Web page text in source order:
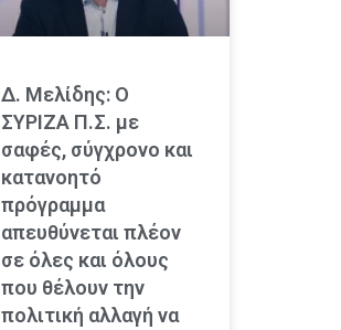
Δ. Μελίδης: Ο
ΣΥΡΙΖΑ Π.Σ. με
σαφές, σύγχρονο και
κατανοητό
πρόγραμμα
απευθύνεται πλέον
σε όλες και όλους
που θέλουν την
πολιτική αλλαγή να